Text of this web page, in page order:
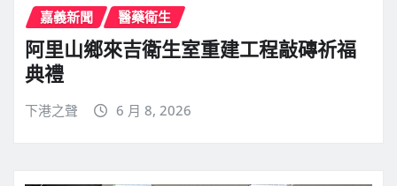
嘉義新聞 醫藥衛生
阿里山鄉來吉衛生室重建工程敲磚祈福
典禮
下港之聲 6 月 8, 2026